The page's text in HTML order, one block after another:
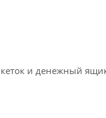
и денежный